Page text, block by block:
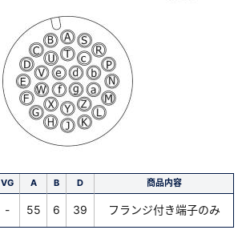
VG A B D 商品内容
- 55 6 39 フランジ付き端子のみ